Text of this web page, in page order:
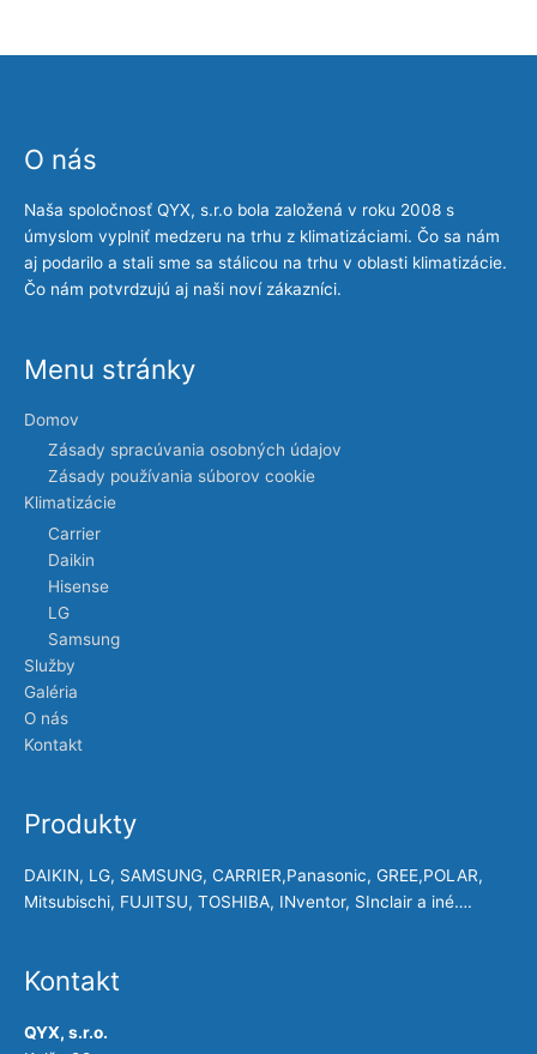
O nás
Naša spoločnosť QYX, s.r.o bola založená v roku 2008 s
úmyslom vyplniť medzeru na trhu z klimatizáciami. Čo sa nám
aj podarilo a stali sme sa stálicou na trhu v oblasti klimatizácie.
Čo nám potvrdzujú aj naši noví zákazníci.
Menu stránky
Domov
Zásady spracúvania osobných údajov
Zásady používania súborov cookie
Klimatizácie
Carrier
Daikin
Hisense
LG
Samsung
Služby
Galéria
O nás
Kontakt
Produkty
DAIKIN, LG, SAMSUNG, CARRIER,Panasonic, GREE,POLAR,
Mitsubischi, FUJITSU, TOSHIBA, INventor, SInclair a iné….
Kontakt
QYX, s.r.o.